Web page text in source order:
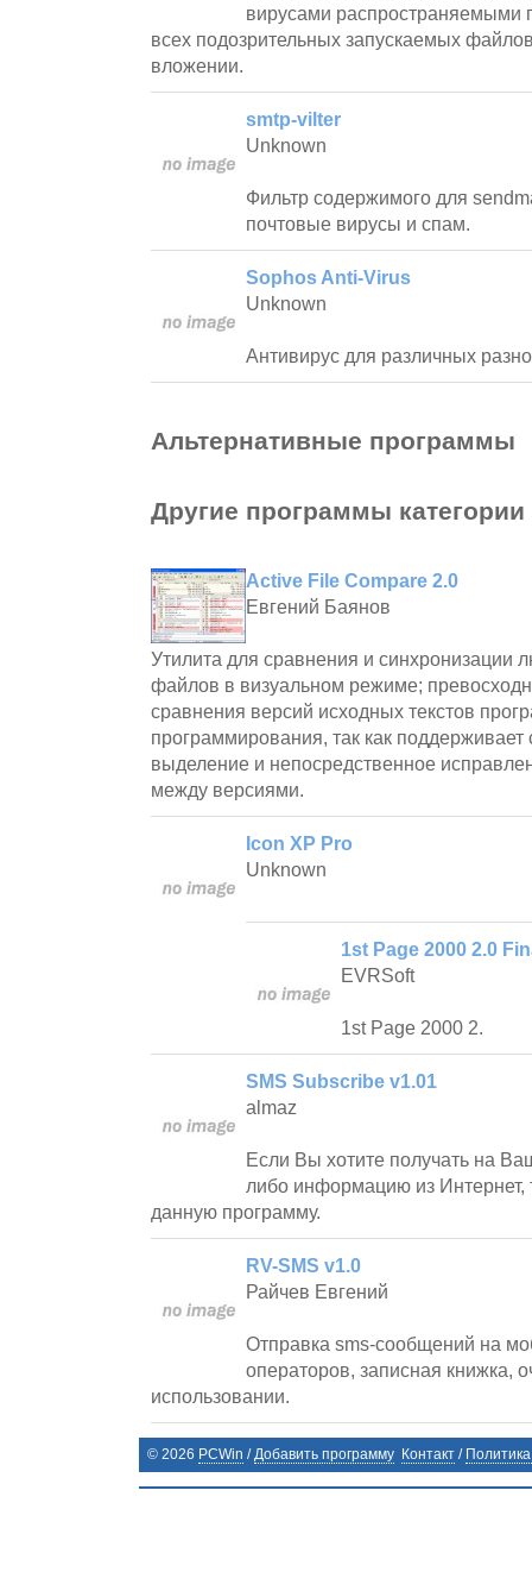
вирусами распространяемыми
всех подозрительных запускаемых
вложении.
smtp-vilter
Unknown
Фильтр содержимого для
почтовые вирусы и спам.
Sophos Anti-Virus
Unknown
Антивирус для различных
Альтернативные программы
Другие программы категории
Active File Compare 2.0
Евгений Баянов
Утилита для сравнения и синхронизации
файлов в визуальном режиме;
сравнения версий исходных текстов
программирования, так как поддерживает
выделение и непосредственное
между версиями.
Icon XP Pro
Unknown
1st Page 2000 2.0
EVRSoft
1st Page 2000 2.
SMS Subscribe v1.01
almaz
Если Вы хотите получать на
либо информацию из Интернет,
данную программу.
RV-SMS v1.0
Райчев Евгений
Отправка sms-сообщений на
операторов, записная книжка,
использовании.
© 2026 PCWin /Добавить программу Контакт /